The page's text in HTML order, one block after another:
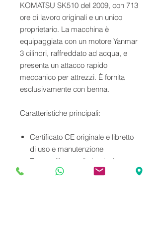
KOMATSU SK510 del 2009, con 713
ore di lavoro originali e un unico
proprietario. La macchina è
equipaggiata con un motore Yanmar
3 cilindri, raffreddato ad acqua, e
presenta un attacco rapido
meccanico per attrezzi. È fornita
esclusivamente con benna.
Caratteristiche principali:
Certificato CE originale e libretto
di uso e manutenzione
Targa e libretto di circolazione
Peso operativo: 18 quintali